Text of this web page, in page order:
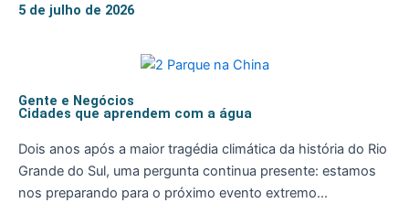
5 de julho de 2026
Gente e Negócios
Cidades que aprendem com a água
Dois anos após a maior tragédia climática da história do Rio
Grande do Sul, uma pergunta continua presente: estamos
nos preparando para o próximo evento extremo...